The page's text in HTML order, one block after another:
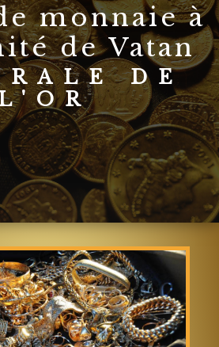
monnaie à
de Vatan
DE